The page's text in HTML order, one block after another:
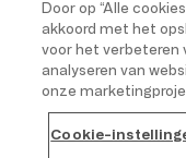
BETALING
Door op “Alle
akkoord met het
voor het verbeteren
analyseren van
onze
Cookie-